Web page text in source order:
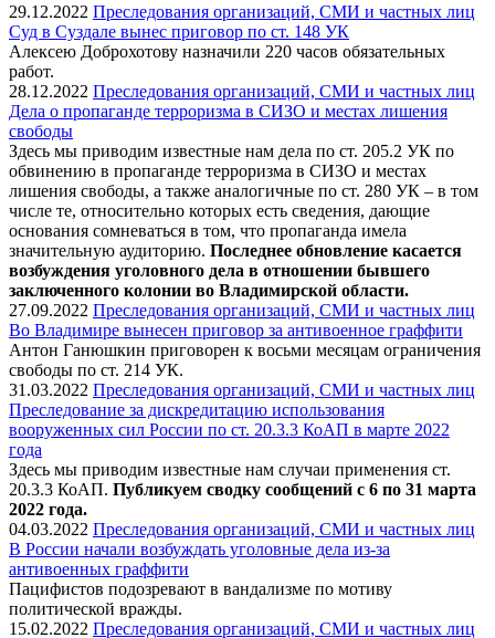
29.12.2022 Преследования организаций, СМИ и частных лиц
Суд в Суздале вынес приговор по ст. 148 УК
Алексею Доброхотову назначили 220 часов обязательных
работ.
28.12.2022 Преследования организаций, СМИ и частных лиц
Дела о пропаганде терроризма в СИЗО и местах лишения
свободы
Здесь мы приводим известные нам дела по ст. 205.2 УК по
обвинению в пропаганде терроризма в СИЗО и местах
лишения свободы, а также аналогичные по ст. 280 УК – в том
числе те, относительно которых есть сведения, дающие
основания сомневаться в том, что пропаганда имела
значительную аудиторию. Последнее обновление касается
возбуждения уголовного дела в отношении бывшего
заключенного колонии во Владимирской области.
27.09.2022 Преследования организаций, СМИ и частных лиц
Во Владимире вынесен приговор за антивоенное граффити
Антон Ганюшкин приговорен к восьми месяцам ограничения
свободы по ст. 214 УК.
31.03.2022 Преследования организаций, СМИ и частных лиц
Преследование за дискредитацию использования
вооруженных сил России по ст. 20.3.3 КоАП в марте 2022
года
Здесь мы приводим известные нам случаи применения ст.
20.3.3 КоАП. Публикуем сводку сообщений с 6 по 31 марта
2022 года.
04.03.2022 Преследования организаций, СМИ и частных лиц
В России начали возбуждать уголовные дела из-за
антивоенных граффити
Пацифистов подозревают в вандализме по мотиву
политической вражды.
15.02.2022 Преследования организаций, СМИ и частных лиц